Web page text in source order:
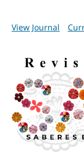
View Journal